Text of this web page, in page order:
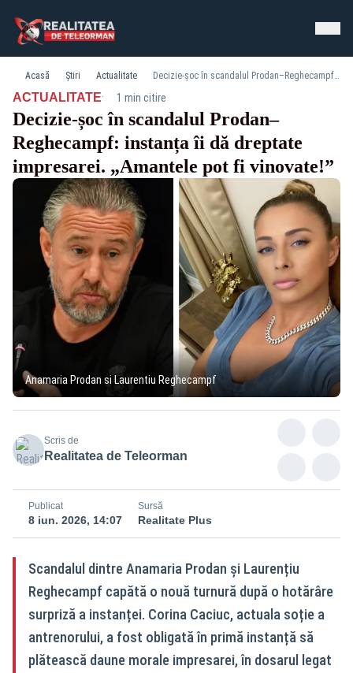
Acasă Știri Actualitate Decizie‑șoc în scandalul Prodan–Reghecampf: instanța îi dă dreptate impresarei. „Amantele pot fi vinovate!”
ACTUALITATE· 1 min citire
Decizie‑șoc în scandalul Prodan–
Reghecampf: instanța îi dă dreptate
impresarei. „Amantele pot fi vinovate!”
Anamaria Prodan si Laurentiu Reghecampf
Scris de
Realitatea de Teleorman
Publicat
8 iun. 2026, 14:07
Sursă
Realitate Plus
Scandalul dintre Anamaria Prodan și Laurențiu
Reghecampf capătă o nouă turnură după o hotărâre
surpriză a instanței. Corina Caciuc, actuala soție a
antrenorului, a fost obligată în primă instanță să
plătească daune morale impresarei, în dosarul legat